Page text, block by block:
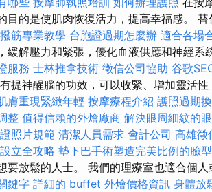
目的是使肌肉恢復活力，提高幸福感。
筋專業教學 台胞證過期怎麼辦 適合各場
緩解壓力和緊張，優化血液供應和神經系
服務 士林推拿技術 徵信公司協助 谷歌
提神醒腦的功效，可以收緊、增加靈活性
膚重現緊緻年輕 按摩療程介紹 護照過期
整 值得信賴的外燴廠商 解決眼周細紋的
照片規範 清潔人員需求 會計公司 高雄徵
立全攻略 墊下巴手術塑造完美比例的臉型
要放鬆的人士。 我們的理療室也適合個
鍵字 詳細的 buffet 外燴價格資訊 身體放